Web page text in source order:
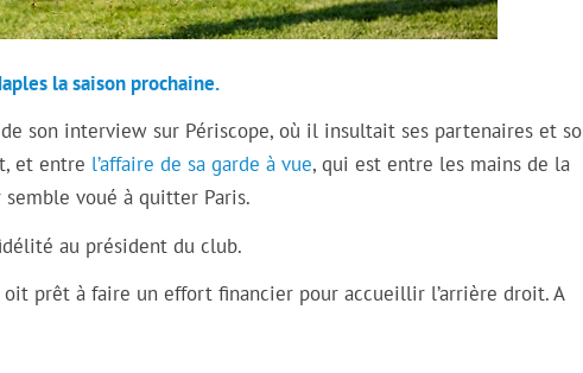
la saison prochaine.
de son interview sur Périscope, où il insultait ses partenaires et
et entre l’affaire de sa garde à vue, qui est entre les mains de la
voué à quitter Paris.
au président du club.
prêt à faire un effort financier pour accueillir l’arrière droit. A